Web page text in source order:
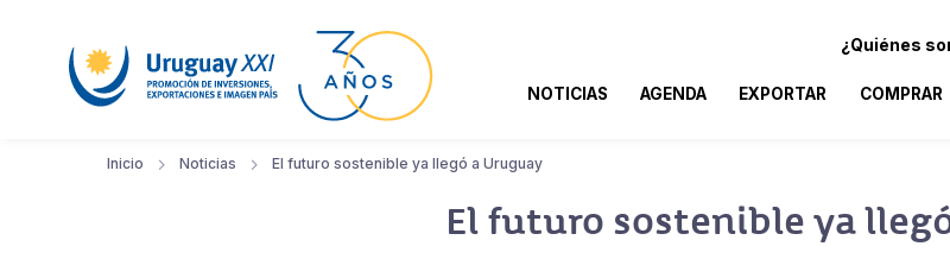
¿Quiénes
NOTICIAS AGENDA EXPORTAR COMPRAR
Inicio Noticias El futuro sostenible ya llegó a Uruguay
El futuro sostenible ya